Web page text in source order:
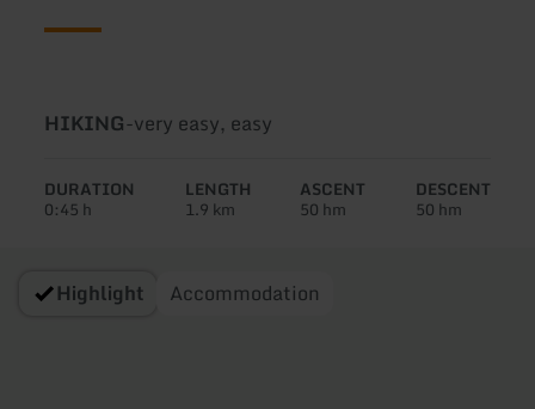
Type
tour:
HIKING-Difficulty:
very easy, easy
DURATION
0:45 h
LENGTH
1.9 km
ASCENT
50 hm
DESCENT
50 hm
Highlight Accommodation